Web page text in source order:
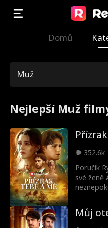
Domů
Muž
Nejlepší Muž
352.6k
Poručík
své ženě
však
Můj